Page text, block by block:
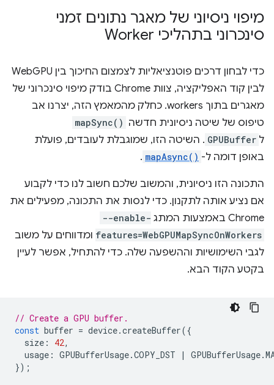
מיפוי ניסיוני של מאגר נתונים זמני
סינכרוני בתהליכי Worker
כדי לבחון דרכים פוטנציאליות לצמצום החיכוך בין WebGPU
לבין קוד האפליקציה, צוות Chrome בודק מיפוי סינכרוני של
מאגרים בתוך workers. כחלק מהמאמץ הזה, יצרנו אב
טיפוס של שיטה ניסיונית חדשה mapSync()
ל GPUBuffer . השיטה הזו, שמוגבלת לעובדים, פועלת
באופן דומה ל- mapAsync()
.
התכונה הזו ניסיונית, והמשוב שלכם חשוב לנו כדי לקבוע
אם נציע אותה לתקנון. כדי לנסות את התכונה, מפעילים את
Chrome באמצעות המתג
--enable-
features=WebGPUMapSyncOnWorkers ומדווחים על משוב
לגבי השימושיות וההשפעה שלה. כדי להתחיל, אפשר לעיין
בקטע הקוד הבא.
// Create a GPU buffer.
const buffer = device.createBuffer({
size : 42,
usage : GPUBufferUsage.COPY_DST | GPUBufferUsage.
});